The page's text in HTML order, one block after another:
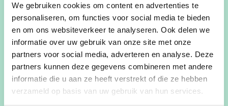
We gebruiken cookies om content en advertenties te
personaliseren, om functies voor social media te bieden
en om ons websiteverkeer te analyseren. Ook delen we
informatie over uw gebruik van onze site met onze
partners voor social media, adverteren en analyse. Deze
partners kunnen deze gegevens combineren met andere
informatie die u aan ze heeft verstrekt of die ze hebben
verzameld op basis van uw gebruik van hun services.